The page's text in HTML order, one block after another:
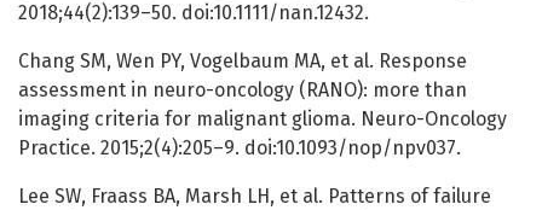
2018;44(2):139–50. doi:10.1111/nan.12432.
Chang SM, Wen PY, Vogelbaum MA, et al. Response
assessment in neuro-oncology (RANO): more than
imaging criteria for malignant glioma. Neuro-Oncology
Practice. 2015;2(4):205–9. doi:10.1093/nop/npv037.
Lee SW, Fraass BA, Marsh LH, et al. Patterns of failure